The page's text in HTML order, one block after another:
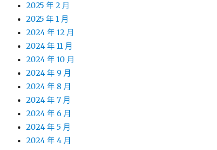
2025 年 2 月
2025 年 1 月
2024 年 12 月
2024 年 11 月
2024 年 10 月
2024 年 9 月
2024 年 8 月
2024 年 7 月
2024 年 6 月
2024 年 5 月
2024 年 4 月